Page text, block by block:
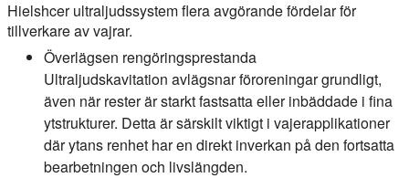
Hielshcer ultraljudssystem flera avgörande fördelar för
tillverkare av vajrar.
Överlägsen rengöringsprestanda
Ultraljudskavitation avlägsnar föroreningar grundligt,
även när rester är starkt fastsatta eller inbäddade i fina
ytstrukturer. Detta är särskilt viktigt i vajerapplikationer
där ytans renhet har en direkt inverkan på den fortsatta
bearbetningen och livslängden.